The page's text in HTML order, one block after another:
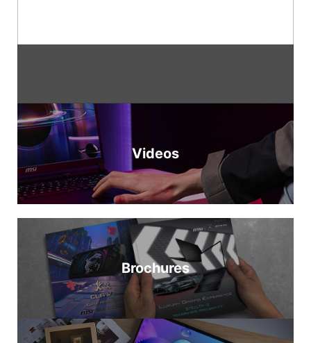
คอนฟิกซ็อกเก็ตและระบบระบายความร้อนที่ยืดหยุ่น
รวมถึงตัวเลือกซ็อกเก็ตเดี่ยว ซ็อกเก็ตคู่ ระบายความ
ร้อนด้วยอากาศ และระบายความร้อนด้วยของเหลว
ระบบเหล่านี้ช่วยให้ลูกค้าสร้างโครงสร้างคอมพิวต์ที่
หนาแน่นและบริการได้สำหรับการปรับใช้ในระดับ
ขนาดใหญ่ CD281-S4091-X2: 2OU 2-Node (1P
SP7, ระบายความร้อนด้วยอากาศ) CD181-S4091-
X2: 1OU 2-Node (1P SP7, ระบายความร้อนด้วย
ของเหลว) CD282-S6091-X2: 2OU 2-Node (2P
SP7, ระบายความร้อนด้วยอากาศ) CD182-S6091-
X2: 1OU 2-Node (2P SP7, ระบายความร้อนด้วย
ของเหลว) CD281-S4081-X2: 2OU 2-Node (1P
SP8, ระบายความร้อนด้วยอากาศ) เซิร์ฟเวอร์ระดับ
องค์กร เซิร์ฟเวอร์ระดับองค์กรของ MSI ได้รับการ
ออกแบบมาสำหรับระบบไอทีระดับองค์กรสายหลัก
ความเสถียรของระบบในระยะยาวภายใต้ภาระงานที่
หลายระบบ PRO MAX EDGE AI+ รองรับการจัดกลุ่ม
ระบบหลายระบบ ทำให้สามารถทำการอนุมานในท้อง
ถิ่นสำหรับโมเดลภาษาขนาดใหญ่ได้ถึง 670 พันล้าน
พารามิเตอร์ โดยการขยายทรัพยากรการคำนวณและ
หน่วยความจำที่มีอยู่ไปยังระบบหลายระบบ ผู้ใช้
สามารถจัดการงาน AI ที่มีขนาดใหญ่ขึ้นได้อย่างมีนัย
สำคัญ ในขณะเดียวกันก็ยังคงความเป็นส่วนตัว ความ
ตอบสนอง และการควบคุมของการอนุมาน AI บน
อุปกรณ์ไว้ PRO MAX EDGE AI+ มีคุณสมบัติสำหรับ
การจัดกลุ่มระบบหลายระบบ MSI：
https://th.msi.comMSI YouTube：
https://www.youtube.com/user/MSIGamingGlob
alMSI Facebook：
https://www.facebook.com/MSIGamingThailand
ที่ทะลุเพดาน DDR5-6800 ที่ยืนยาวมานานสำหรับ
หน่วยความจำ CXMT-based ด้วยการปรับแต่งที่มีอยู่
บนแพลตฟอร์ม Intel และ AMD ผู้ใช้สามารถพึ่งพา
การสนับสนุนหน่วยความจำ CXMT ชั้นนำที่สม่ำเสมอ
จากเมนบอร์ด MSI การปรับแต่งเหล่านี้ยังถูกผสานเข้า
กับ MEMORY TRY IT คุณลักษณะการเพิ่มความเร็ว
หน่วยความจำแบบคลิกเดียวของ MSI แทนที่จะปรับ
ความถี่ แรงดันไฟฟ้า และพารามิเตอร์การจับเวลา
หลายสิบอย่างด้วยตนเอง ผู้ใช้เพียงแค่เลือกโปรไฟล์ที่
ผ่านการตรวจสอบใน BIOS — ทำให้ประสิทธิภาพ
หน่วยความจำความถี่สูงเข้าถึงได้ง่ายสำหรับทุกคน
ไม่ใช่เพียงแค่ผู้ที่ชำนาญการในการเพิ่มความเร็ว เมื่อ
การตรวจสอบดำเนินต่อไป โปรไฟล์ความถี่สูงกว่าจะ
ถูกเพิ่มเข้ามาเรื่อยๆ ตามเวลา *หมายเหตุ: ผลลัพธ์การ
เพิ่มความเร็วหน่วยความจำแตกต่างกันไปขึ้นอยู่กับ
Videos
Brochures